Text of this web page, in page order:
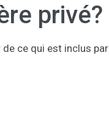
privé?
ce qui est inclus par